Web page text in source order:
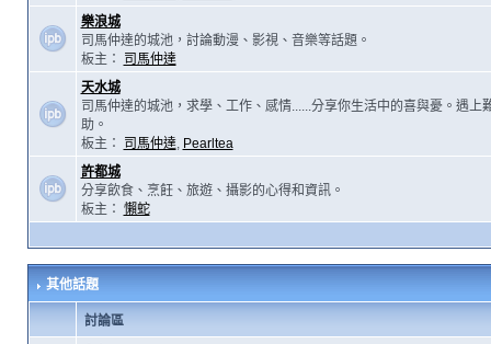
樂浪城
司馬仲達的城池，討論動漫、影視、音樂等話題。
板主：
司馬仲達
天水城
司馬仲達的城池，求學、工作、感情......分享你生活中的喜與憂。遇上
助。
板主：
司馬仲達, Pearltea
許都城
分享飲食、烹飪、旅遊、攝影的心得和資訊。
板主： 懶蛇
其他話題
討論區